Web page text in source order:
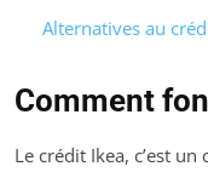
Alternatives au
Comment
Le crédit Ikea, c’est